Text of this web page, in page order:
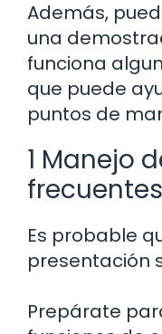
Además,
una
funciona
que puede
puntos de
1 Manejo
frecuentes
Es probable
presentación
Prepárate